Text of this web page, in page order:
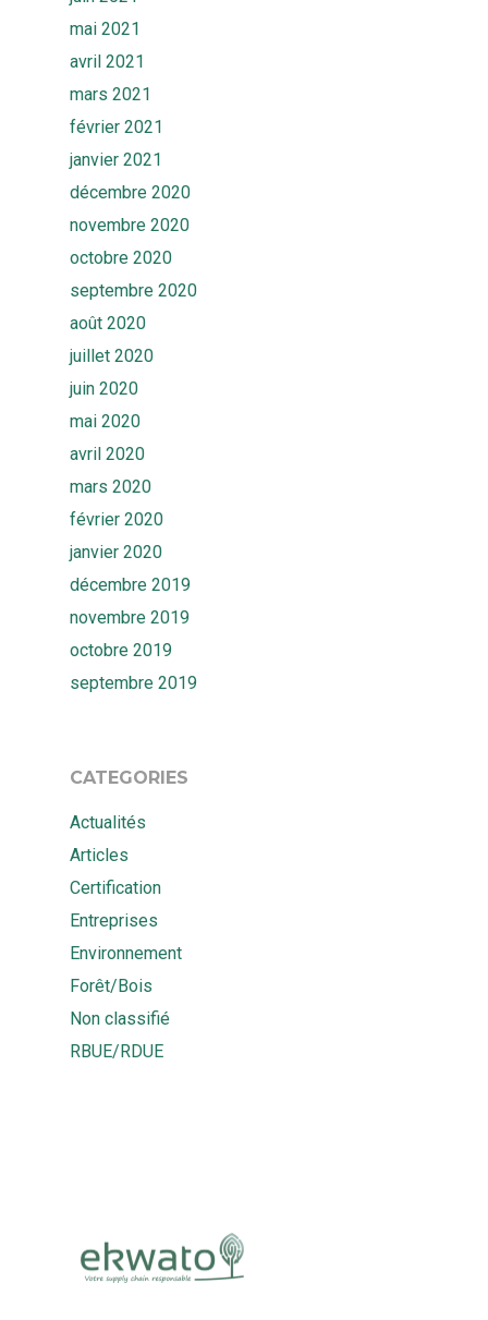
mai 2021
avril 2021
mars 2021
février 2021
janvier 2021
décembre 2020
novembre 2020
octobre 2020
septembre 2020
août 2020
juillet 2020
juin 2020
mai 2020
avril 2020
mars 2020
février 2020
janvier 2020
décembre 2019
novembre 2019
octobre 2019
septembre 2019
CATEGORIES
Actualités
Articles
Certification
Entreprises
Environnement
Forêt/Bois
Non classifié
RBUE/RDUE